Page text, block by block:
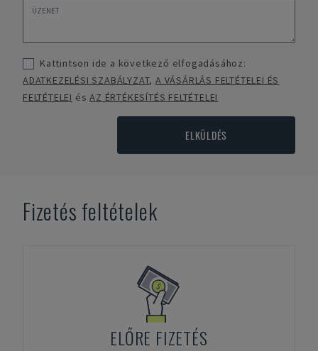
Kattintson ide a következő elfogadásához:
ADATKEZELÉSI SZABÁLYZAT,A VÁSÁRLÁS FELTÉTELEI ÉS
FELTÉTELEI ésAZ ÉRTÉKESÍTÉS FELTÉTELEI
ELKÜLDÉS
Fizetés feltételek
ELŐRE FIZETÉS